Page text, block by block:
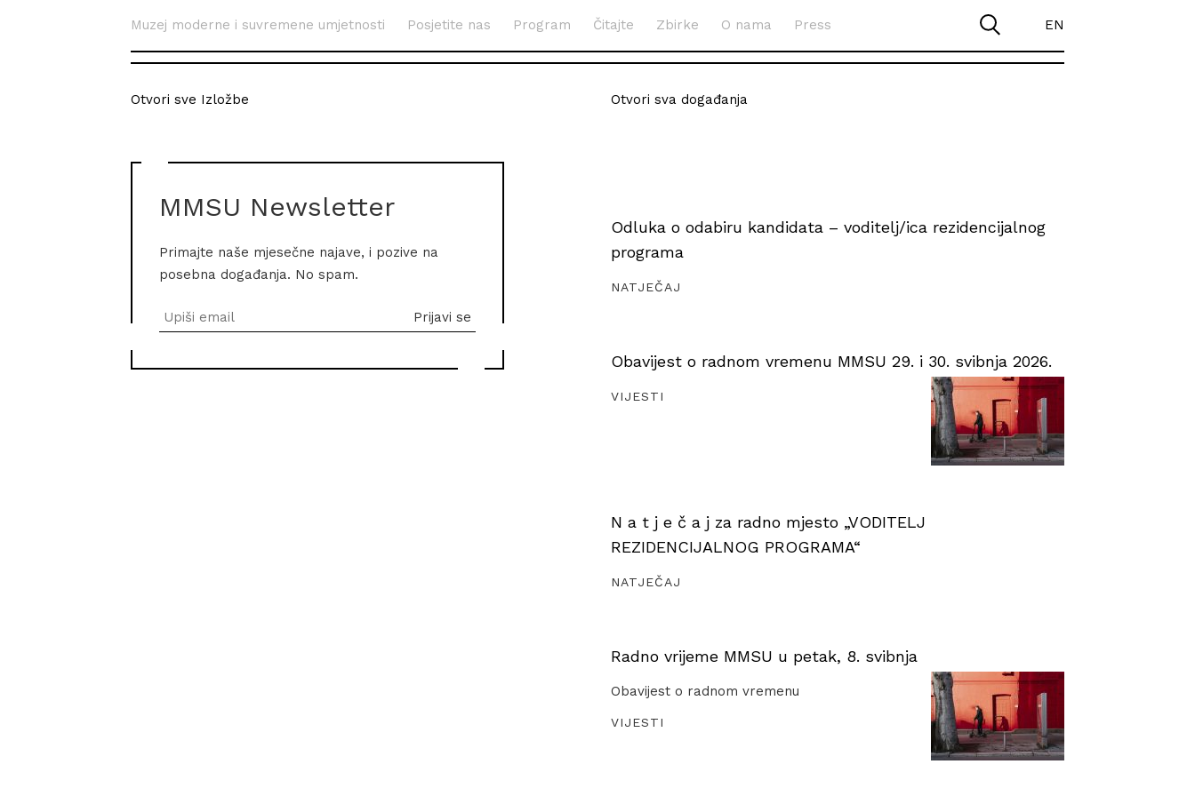
Muzej moderne i suvremene umjetnosti Posjetite nas Program Čitajte Zbirke O nama Press EN
Otvori sve Izložbe
MMSU Newsletter
Primajte naše mjesečne najave, i pozive na
posebna događanja. No spam.
Otvori sva događanja
Odluka o odabiru kandidata – voditelj/ica rezidencijalnog
programa
NATJEČAJ
Obavijest o radnom vremenu MMSU 29. i 30. svibnja 2026.
VIJESTI
N a t j e č a j za radno mjesto „VODITELJ
REZIDENCIJALNOG PROGRAMA“
NATJEČAJ
Radno vrijeme MMSU u petak, 8. svibnja
Obavijest o radnom vremenu
VIJESTI